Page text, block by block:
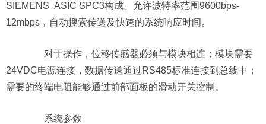
SIEMENS ASIC SPC3构成。允许波特率范围9600bps-
12mbps，自动搜索传送及快速的系统响应时间。
对于操作，位移传感器必须与模块相连；模块需要
24VDC电源连接，数据传送通过RS485标准连接到总线中；
需要的终端电阻能够通过前部面板的滑动开关控制。
系统参数